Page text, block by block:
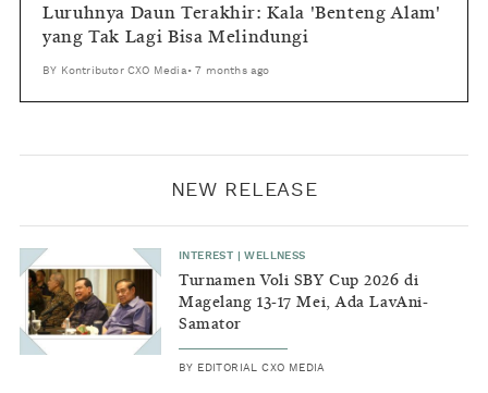
Luruhnya Daun Terakhir: Kala 'Benteng Alam'
yang Tak Lagi Bisa Melindungi
BY Kontributor CXO Media•7 months ago
NEW RELEASE
INTEREST |WELLNESS
Turnamen Voli SBY Cup 2026 di
Magelang 13-17 Mei, Ada LavAni-
Samator
BY EDITORIAL CXO MEDIA